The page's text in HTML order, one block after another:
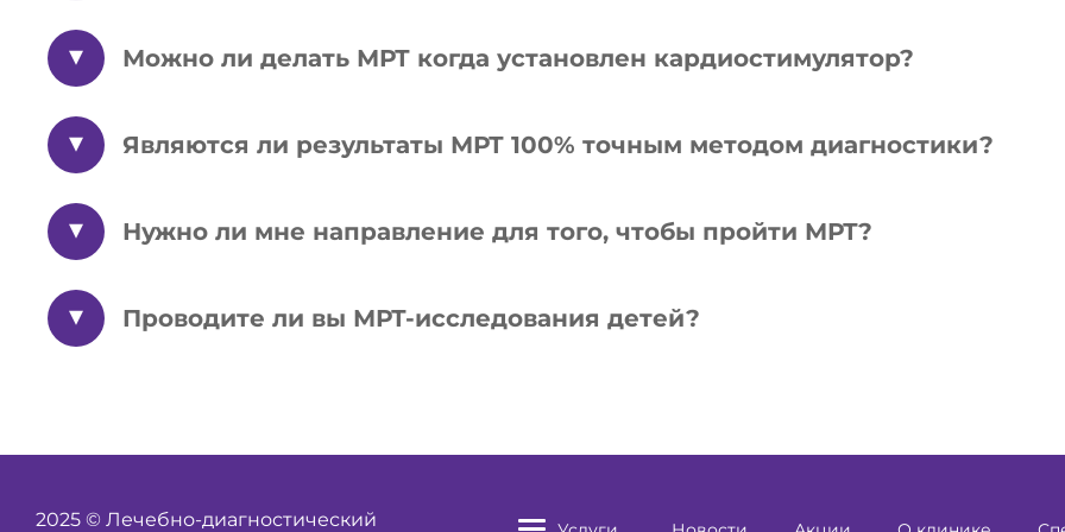
Можно ли делать МРТ когда установлен кардиостимулятор?
Являются ли результаты МРТ 100% точным методом диагностики?
Нужно ли мне направление для того, чтобы пройти МРТ?
Проводите ли вы МРТ-исследования детей?
2025 © Лечебно-диагностический